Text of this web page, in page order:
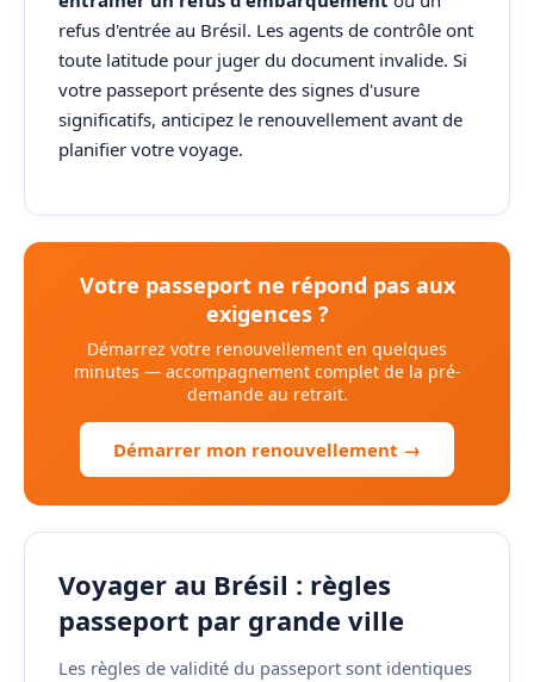
refus d'entrée au Brésil. Les agents de contrôle ont
toute latitude pour juger du document invalide. Si
votre passeport présente des signes d'usure
significatifs, anticipez le renouvellement avant de
planifier votre voyage.
Votre passeport ne répond pas aux
exigences ?
Démarrez votre renouvellement en quelques
minutes — accompagnement complet de la pré-
demande au retrait.
Démarrer mon renouvellement →
Voyager au Brésil : règles
passeport par grande ville
Les règles de validité du passeport sont identiques